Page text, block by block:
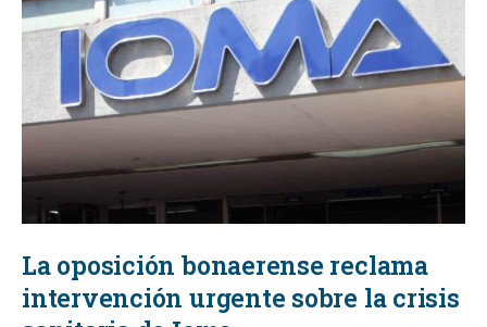
La oposición bonaerense reclama
intervención urgente sobre la crisis